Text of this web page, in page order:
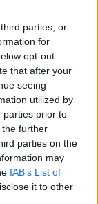
parties, or
for
opt-out
that after your
seeing
utilized by
parties prior to
further
parties on the
may
IAB’s List of
it to other
di
di
vita
in
Le
non